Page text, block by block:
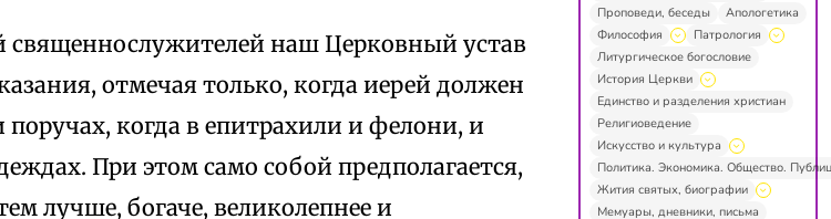
наш Церковный устав
отмечая только, когда иерей должен
когда в епитрахили и фелони, и
При этом само собой предполагается,
лучше, богаче, великолепнее и
Проповеди, беседы
Апологетика
Философия
Патрология
Литургическое богословие
История Церкви
Единство и разделения христиан
Религиоведение
Искусство и культура
Политика. Экономика. Общество.
Жития святых, биографии
Мемуары, дневники, письма